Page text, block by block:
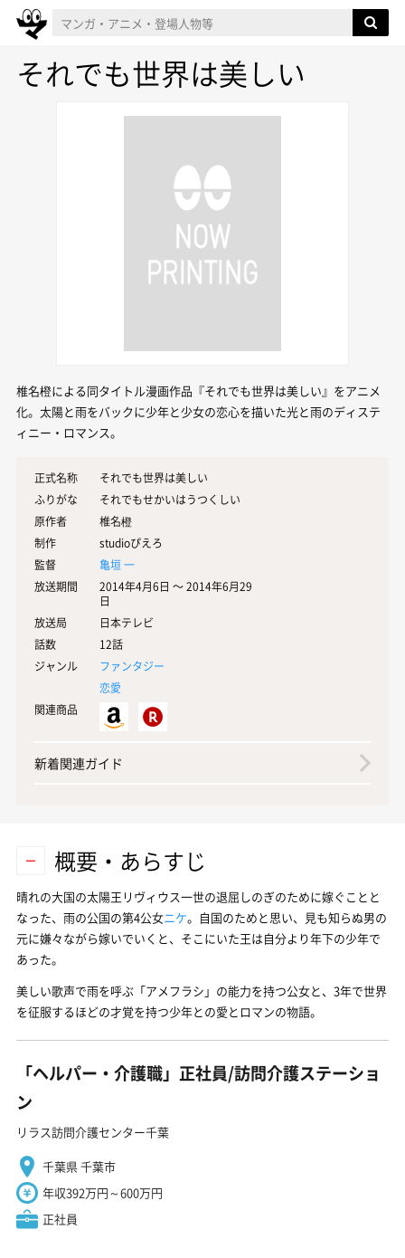
それでも世界は美しい
椎名橙による同タイトル漫画作品『それでも世界は美しい』をアニメ
化。太陽と雨をバックに少年と少女の恋心を描いた光と雨のディステ
ィニー・ロマンス。
正式名称
それでも世界は美しい
ふりがな
それでもせかいはうつくしい
原作者
椎名橙
制作
studioぴえろ
監督
亀垣 一
放送期間
2014年4月6日 〜 2014年6月29
日
放送局
日本テレビ
話数
12話
ジャンル
ファンタジー
恋愛
関連商品
新着関連ガイド
概要・あらすじ
晴れの大国の太陽王リヴィウス一世の退屈しのぎのために嫁ぐことと
なった、雨の公国の第4公女ニケ。自国のためと思い、見も知らぬ男の
元に嫌々ながら嫁いでいくと、そこにいた王は自分より年下の少年で
あった。
美しい歌声で雨を呼ぶ「アメフラシ」の能力を持つ公女と、3年で世界
を征服するほどの才覚を持つ少年との愛とロマンの物語。
「ヘルパー・介護職」正社員/訪問介護ステーショ
ン
リラス訪問介護センター千葉
千葉県 千葉市
年収392万円～600万円
正社員